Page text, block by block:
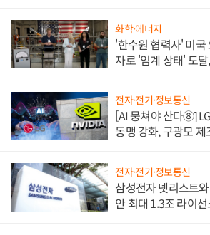
화학·에너지
'한수원 협력사' 미국
자로 '임계 상태' 도
전자·전기·정보통신
[AI 뭉쳐야 산다⑧]
동맹 강화, 구광모 제
전자·전기·정보통신
삼성전자 넷리스트
안 최대 1.3조 라이